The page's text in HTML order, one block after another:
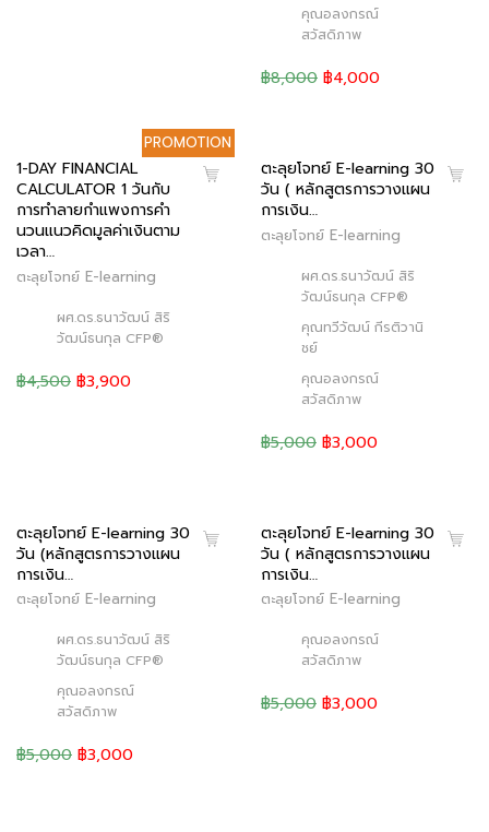
คุณอลงกรณ์
สวัสดิภาพ
฿8,000 ฿4,000
PROMOTION
1-DAY FINANCIAL
CALCULATOR 1 วันกับ
การทำลายกำแพงการคำ
นวนแนวคิดมูลค่าเงินตาม
เวลา…
ตะลุยโจทย์ E-learning
ผศ.ดร.ธนาวัฒน์ สิริ
วัฒน์ธนกุล CFP®
฿4,500 ฿3,900
ตะลุยโจทย์ E-learning 30
วัน ( หลักสูตรการวางแผน
การเงิน…
ตะลุยโจทย์ E-learning
ผศ.ดร.ธนาวัฒน์ สิริ
วัฒน์ธนกุล CFP®
คุณทวีวัฒน์ กีรติวานิ
ชย์
คุณอลงกรณ์
สวัสดิภาพ
฿5,000 ฿3,000
ตะลุยโจทย์ E-learning 30
วัน (หลักสูตรการวางแผน
การเงิน…
ตะลุยโจทย์ E-learning
ผศ.ดร.ธนาวัฒน์ สิริ
วัฒน์ธนกุล CFP®
คุณอลงกรณ์
สวัสดิภาพ
฿5,000 ฿3,000
ตะลุยโจทย์ E-learning 30
วัน ( หลักสูตรการวางแผน
การเงิน…
ตะลุยโจทย์ E-learning
คุณอลงกรณ์
สวัสดิภาพ
฿5,000 ฿3,000